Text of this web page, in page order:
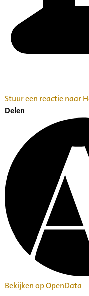
Stuur een reactie naar
Delen
Bekijken op OpenData